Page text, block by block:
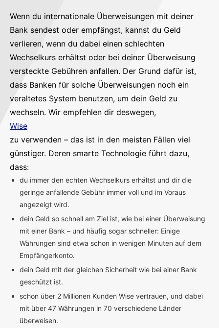
Wenn du internationale Überweisungen mit deiner
Bank sendest oder empfängst, kannst du Geld
verlieren, wenn du dabei einen schlechten
Wechselkurs erhältst oder bei deiner Überweisung
versteckte Gebühren anfallen. Der Grund dafür ist,
dass Banken für solche Überweisungen noch ein
veraltetes System benutzen, um dein Geld zu
wechseln. Wir empfehlen dir deswegen,
Wise
zu verwenden – das ist in den meisten Fällen viel
günstiger. Deren smarte Technologie führt dazu,
dass:
du immer den echten Wechselkurs erhältst und dir die
geringe anfallende Gebühr immer voll und im Voraus
angezeigt wird.
dein Geld so schnell am Ziel ist, wie bei einer Überweisung
mit einer Bank – und häufig sogar schneller: Einige
Währungen sind etwa schon in wenigen Minuten auf dem
Empfängerkonto.
dein Geld mit der gleichen Sicherheit wie bei einer Bank
geschützt ist.
schon über 2 Millionen Kunden Wise vertrauen, und dabei
mit über 47 Währungen in 70 verschiedene Länder
überweisen.